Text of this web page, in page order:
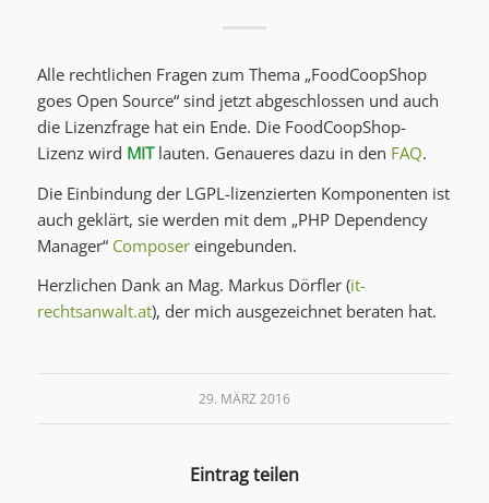
Alle rechtlichen Fragen zum Thema „FoodCoopShop
goes Open Source“ sind jetzt abgeschlossen und auch
die Lizenzfrage hat ein Ende. Die FoodCoopShop-
Lizenz wird MITlauten. Genaueres dazu in den FAQ.
Die Einbindung der LGPL-lizenzierten Komponenten ist
auch geklärt, sie werden mit dem „PHP Dependency
Manager“ Composereingebunden.
Herzlichen Dank an Mag. Markus Dörfler (it-
rechtsanwalt.at), der mich ausgezeichnet beraten hat.
29. MÄRZ 2016
Eintrag teilen